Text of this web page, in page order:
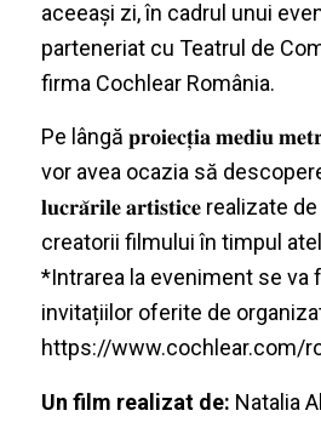
aceeași zi, în cadrul unui
parteneriat cu Teatrul de
firma Cochlear România.
Pe lângă 𝐩𝐫𝐨𝐢𝐞𝐜𝐭̦𝐢𝐚 𝐦𝐞𝐝𝐢𝐮
vor avea ocazia să
𝐥𝐮𝐜𝐫𝐚̆𝐫𝐢𝐥𝐞 𝐚𝐫𝐭𝐢𝐬𝐭𝐢𝐜𝐞 realizate
creatorii filmului în timpul
*Intrarea la eveniment se va
invitațiilor oferite de
https://www.cochlear.com/
Un film realizat de: Natalia